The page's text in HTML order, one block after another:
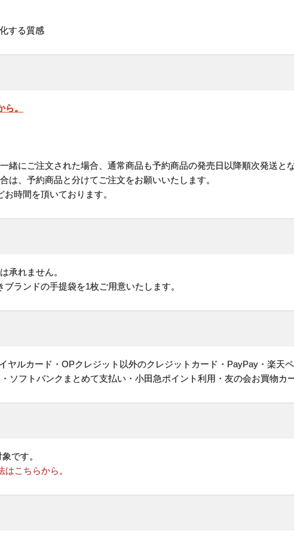
する質感
。
緒にご注文された場合、通常商品も予約商品の発売日以降順次発送とな
、予約商品と分けてご注文をお願いいたします。
時間を頂いております。
承れません。
ランドの手提袋を1枚ご用意いたします。
ヤルカード・OPクレジット以外のクレジットカード・PayPay・楽天
ソフトバンクまとめて支払い・小田急ポイント利用・友の会お買物カ
です。
こちらから。